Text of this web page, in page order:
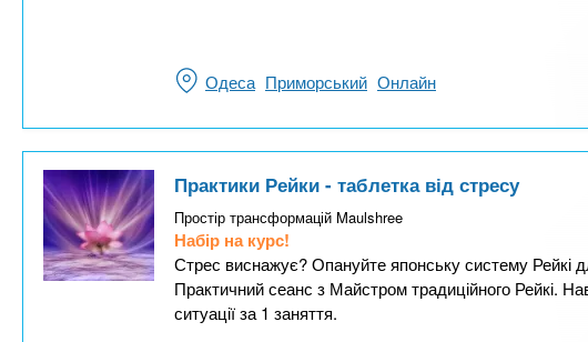
Одеса Приморський Онлайн
Практики Рейки - таблетка від стресу
Простір трансформацій Maulshree
Набір на курс!
Стрес виснажує? Опануйте японську систему Рейкі
Практичний сеанс з Майстром традиційного Рейкі.
ситуації за 1 заняття.